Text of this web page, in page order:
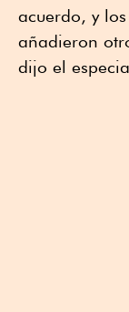
acuerdo, y
añadieron
dijo el